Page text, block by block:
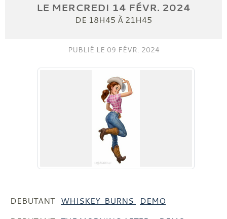
LE MERCREDI 14 FÉVR. 2024
DE 18H45 À 21H45
PUBLIÉ LE 09 FÉVR. 2024
DEBUTANT WHISKEY BURNS
DEMO